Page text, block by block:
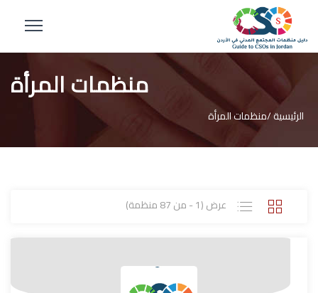
منظمات المرأة
الرئيسية /منظمات المرأة
عرض (1 - من 87 منظمة)